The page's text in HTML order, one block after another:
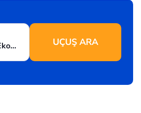
1 Yolcu Ekonomi UÇUŞ ARA